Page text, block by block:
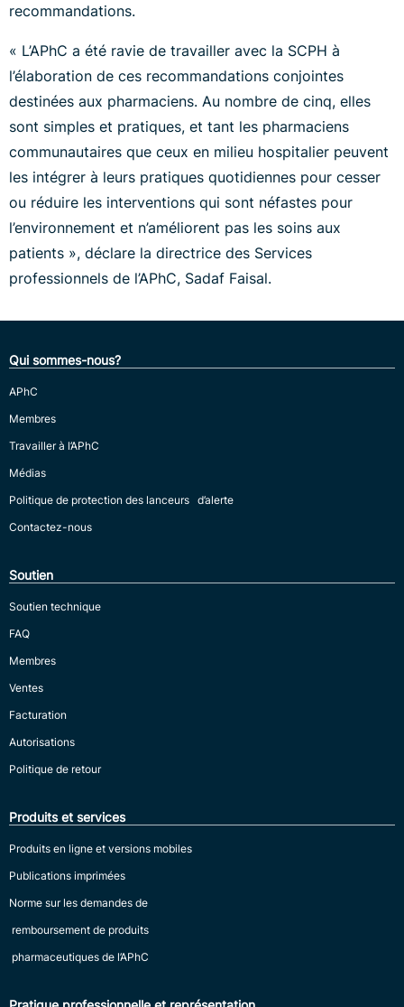
recommandations.
« L’APhC a été ravie de travailler avec la SCPH à
l’élaboration de ces recommandations conjointes
destinées aux pharmaciens. Au nombre de cinq, elles
sont simples et pratiques, et tant les pharmaciens
communautaires que ceux en milieu hospitalier peuvent
les intégrer à leurs pratiques quotidiennes pour cesser
ou réduire les interventions qui sont néfastes pour
l’environnement et n’améliorent pas les soins aux
patients », déclare la directrice des Services
professionnels de l’APhC, Sadaf Faisal.
Qui sommes-nous?
APhC
Membres
Travailler à l’APhC
Médias
Politique de protection des lanceurs d’alerte
Contactez-nous
Soutien
Soutien technique
FAQ
Membres
Ventes
Facturation
Autorisations
Politique de retour
Produits et services
Produits en ligne et versions mobiles
Publications imprimées
Norme sur les demandes de
remboursement de produits
pharmaceutiques de l’APhC